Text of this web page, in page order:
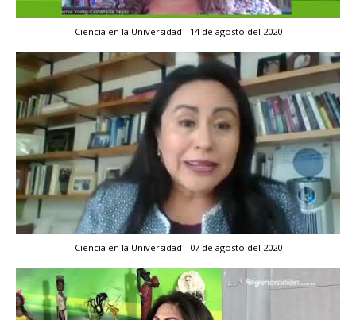
Ciencia en la Universidad - 14 de agosto del 2020
Ciencia en la Universidad - 07 de agosto del 2020